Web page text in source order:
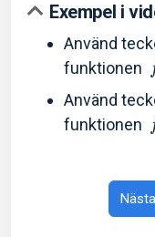
Exempel i
Använd
funktionen
Använd
funktionen